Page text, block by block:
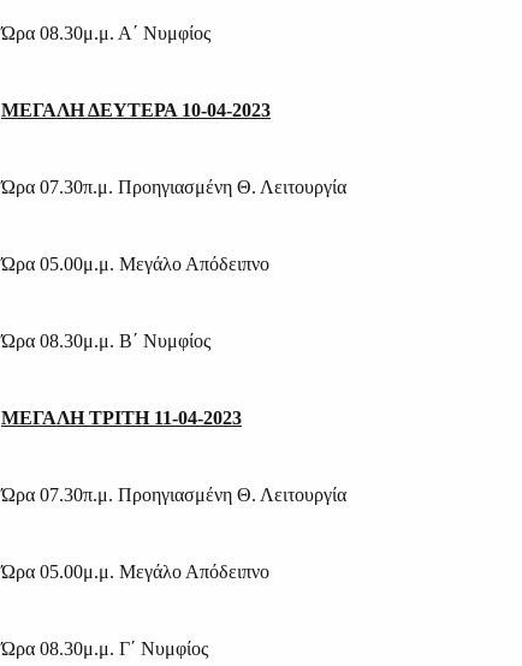
Ώρα 08.30μ.μ. Α΄ Νυμφίος
ΜΕΓΑΛΗ ΔΕΥΤΕΡΑ 10-04-2023
Ώρα 07.30π.μ. Προηγιασμένη Θ. Λειτουργία
Ώρα 05.00μ.μ. Μεγάλο Απόδειπνο
Ώρα 08.30μ.μ. Β΄ Νυμφίος
ΜΕΓΑΛΗ ΤΡΙΤΗ 11-04-2023
Ώρα 07.30π.μ. Προηγιασμένη Θ. Λειτουργία
Ώρα 05.00μ.μ. Μεγάλο Απόδειπνο
Ώρα 08.30μ.μ. Γ΄ Νυμφίος